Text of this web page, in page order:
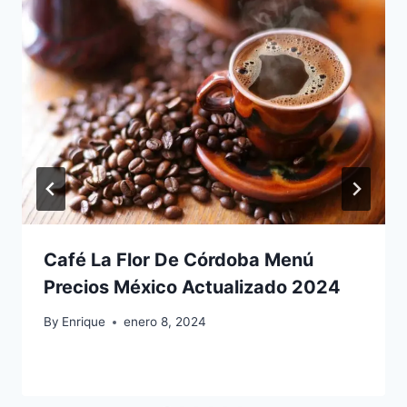
Café La Flor De Córdoba Menú
Precios México Actualizado 2024
By Enrique enero 8, 2024